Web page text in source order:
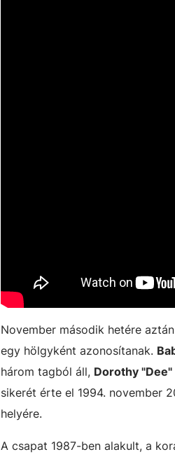
November második hetére aztán
egy hölgyként azonosítanak.
három tagból áll, Dorothy "Dee"
sikerét érte el 1994. november
helyére.
A csapat 1987-ben alakult, a